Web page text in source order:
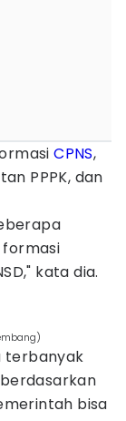
CPNS,
PPPK, dan
kata dia.
terbanyak
bisa